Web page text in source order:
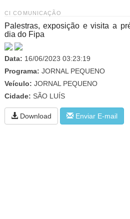
CI COMUNICAÇÃO
Palestras, exposição e visita a
dia do Fipa
Data: 16/06/2023 03:23:19
Programa: JORNAL PEQUENO
Veículo: JORNAL PEQUENO
Cidade: SÃO LUÍS
Download Enviar E-mail